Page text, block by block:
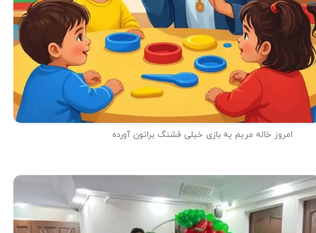
★★
امروز خاله مریم یه بازی خیلی قشنگ براتون آورده